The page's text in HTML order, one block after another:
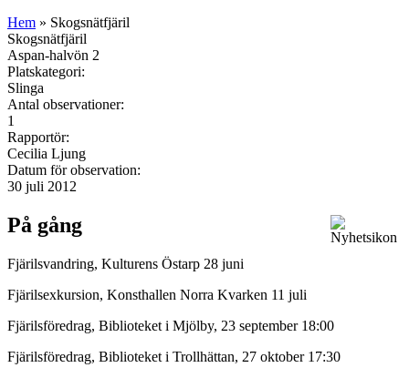
Hem » Skogsnätfjäril
Skogsnätfjäril
Aspan-halvön 2
Platskategori:
Slinga
Antal observationer:
1
Rapportör:
Cecilia Ljung
Datum för observation:
30 juli 2012
På gång
Fjärilsvandring, Kulturens Östarp 28 juni
Fjärilsexkursion, Konsthallen Norra Kvarken 11 juli
Fjärilsföredrag, Biblioteket i Mjölby, 23 september 18:00
Fjärilsföredrag, Biblioteket i Trollhättan, 27 oktober 17:30